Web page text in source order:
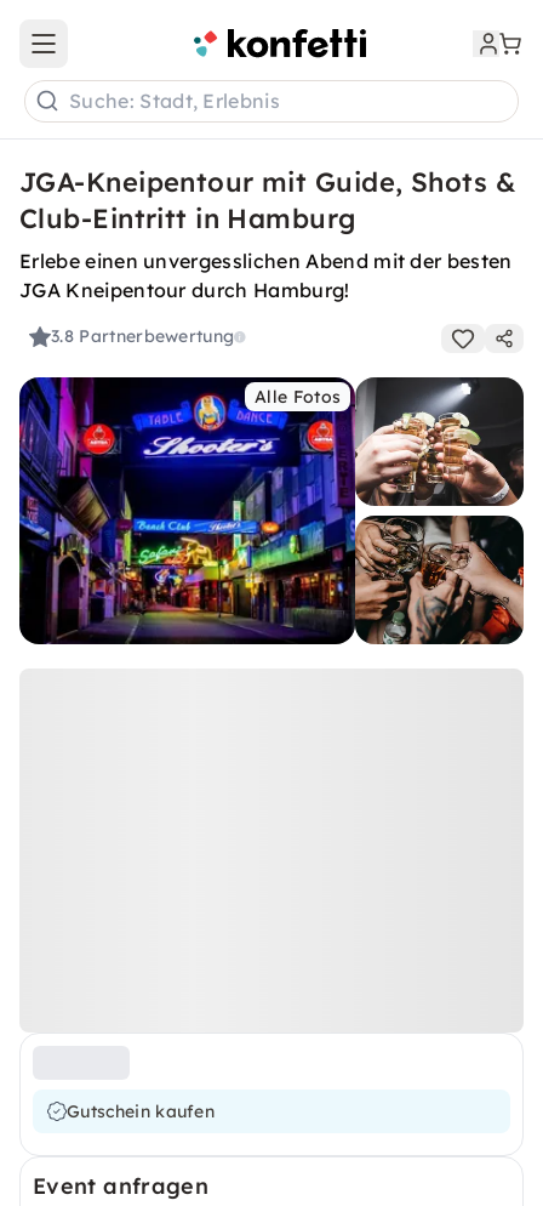
Open main menu
Suche: Stadt, Erlebnis
JGA-Kneipentour mit Guide, Shots &
Club-Eintritt in Hamburg
Erlebe einen unvergesslichen Abend mit der besten
JGA Kneipentour durch Hamburg!
3.8 Partnerbewertung
Alle Fotos
Gutschein kaufen
Event anfragen